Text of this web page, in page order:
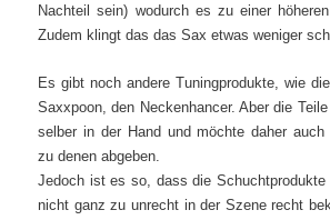
Nachteil sein) wodurch es zu einer
Zudem klingt das das Sax etwas weniger
Es gibt noch andere Tuningprodukte, wie die
Saxxpoon, den Neckenhancer. Aber die
selber in der Hand und möchte daher
zu denen abgeben.
Jedoch ist es so, dass die Schuchtprodukte
nicht ganz zu unrecht in der Szene recht